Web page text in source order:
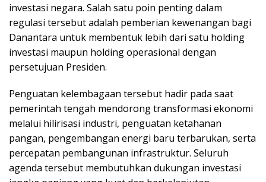
investasi negara. Salah satu poin penting dalam
regulasi tersebut adalah pemberian kewenangan bagi
Danantara untuk membentuk lebih dari satu holding
investasi maupun holding operasional dengan
persetujuan Presiden.
Penguatan kelembagaan tersebut hadir pada saat
pemerintah tengah mendorong transformasi ekonomi
melalui hilirisasi industri, penguatan ketahanan
pangan, pengembangan energi baru terbarukan, serta
percepatan pembangunan infrastruktur. Seluruh
agenda tersebut membutuhkan dukungan investasi